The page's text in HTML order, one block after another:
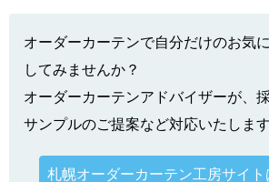
オーダーカーテンで自分だけのお気
してみませんか？
オーダーカーテンアドバイザーが、
サンプルのご提案など対応いたします
札幌オーダーカーテン工房サイト